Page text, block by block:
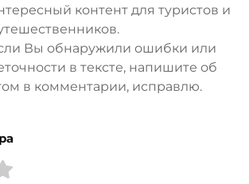
контент для туристов и
Вы обнаружили ошибки или
в тексте, напишите об
в комментарии, исправлю.